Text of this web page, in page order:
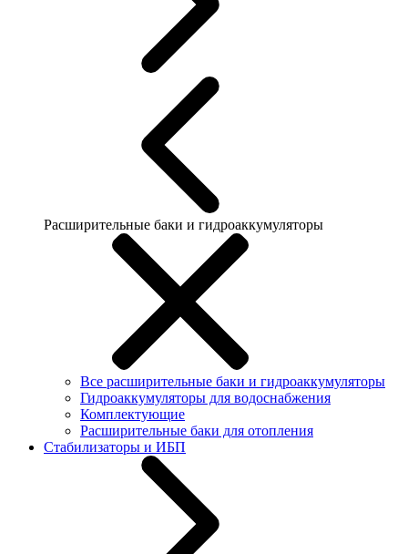
Расширительные баки и гидроаккумуляторы
Все расширительные баки и гидроаккумуляторы
Гидроаккумуляторы для водоснабжения
Комплектующие
Расширительные баки для отопления
Стабилизаторы и ИБП